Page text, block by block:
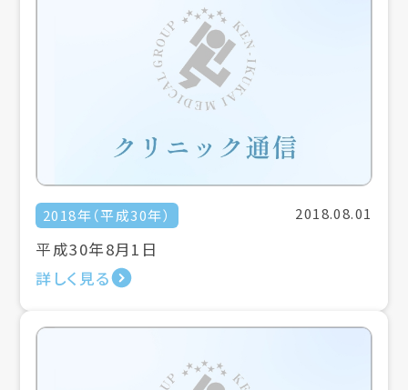
2018年（平成30年） 2018.08.01
平成30年8月1日
詳しく見る